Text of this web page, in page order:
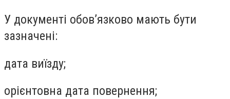
У документі обов’язково мають бути
зазначені:
дата виїзду;
орієнтовна дата повернення;